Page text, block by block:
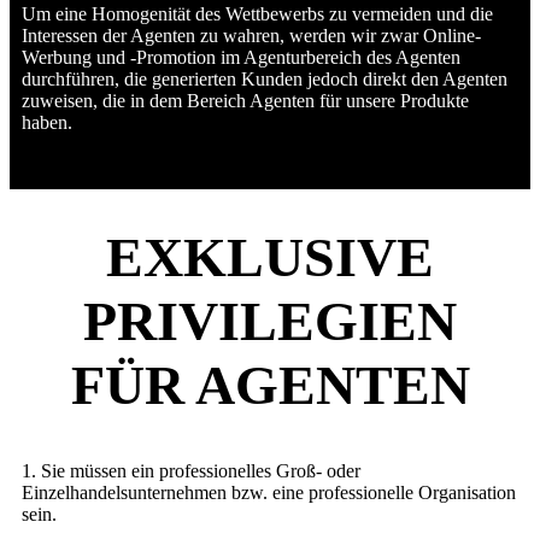
Um eine Homogenität des Wettbewerbs zu vermeiden und die
Interessen der Agenten zu wahren, werden wir zwar Online-
Werbung und -Promotion im Agenturbereich des Agenten
durchführen, die generierten Kunden jedoch direkt den Agenten
zuweisen, die in dem Bereich Agenten für unsere Produkte
haben.
EXKLUSIVE
PRIVILEGIEN
FÜR AGENTEN
1. Sie müssen ein professionelles Groß- oder
Einzelhandelsunternehmen bzw. eine professionelle Organisation
sein.